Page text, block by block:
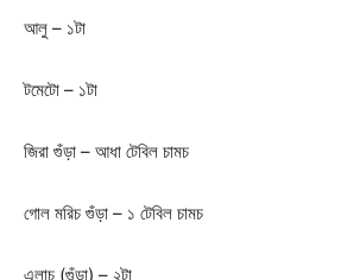
আলু – ১টা
টমেটো – ১টা
জিরা গুঁড়া – আধা টেবিল চামচ
গোল মরিচ গুঁড়া – ১ টেবিল চামচ
এলাচ (গুঁড়া) – ২টা